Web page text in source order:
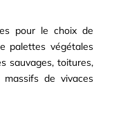
pour le choix de
palettes végétales
sauvages, toitures,
de vivaces